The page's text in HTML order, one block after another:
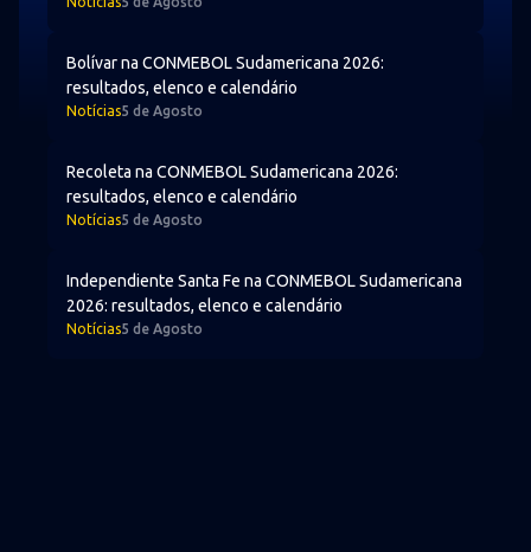
Bolívar na CONMEBOL Sudamericana 2026:
resultados, elenco e calendário
Notícias5 de Agosto
Recoleta na CONMEBOL Sudamericana 2026:
resultados, elenco e calendário
Notícias5 de Agosto
Independiente Santa Fe na CONMEBOL Sudamericana
2026: resultados, elenco e calendário
Notícias5 de Agosto